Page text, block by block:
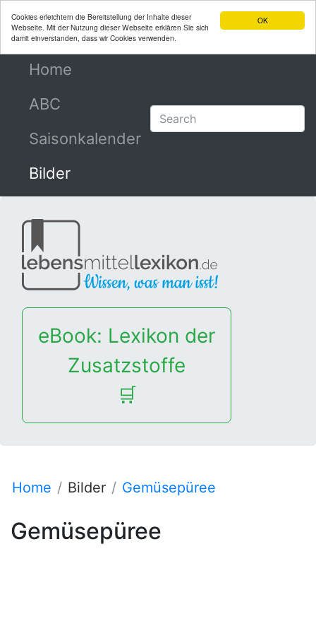
OK
Cookies erleichtern die Bereitstellung der Inhalte dieser
Webseite. Mit der Nutzung dieser Webseite erklären Sie sich
damit einverstanden, dass wir Cookies verwenden.
Home
ABC
Saisonkalender
Bilder
eBook: Lexikon der
Zusatzstoffe
🛒
Home Bilder Gemüsepüree
Gemüsepüree